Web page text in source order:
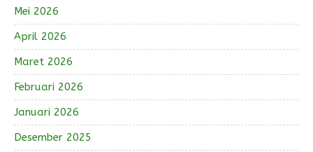
Mei 2026
April 2026
Maret 2026
Februari 2026
Januari 2026
Desember 2025